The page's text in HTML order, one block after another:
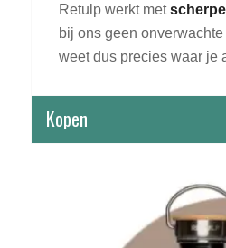
Retulp werkt met
bij ons geen
weet dus precies waar je
Kopen